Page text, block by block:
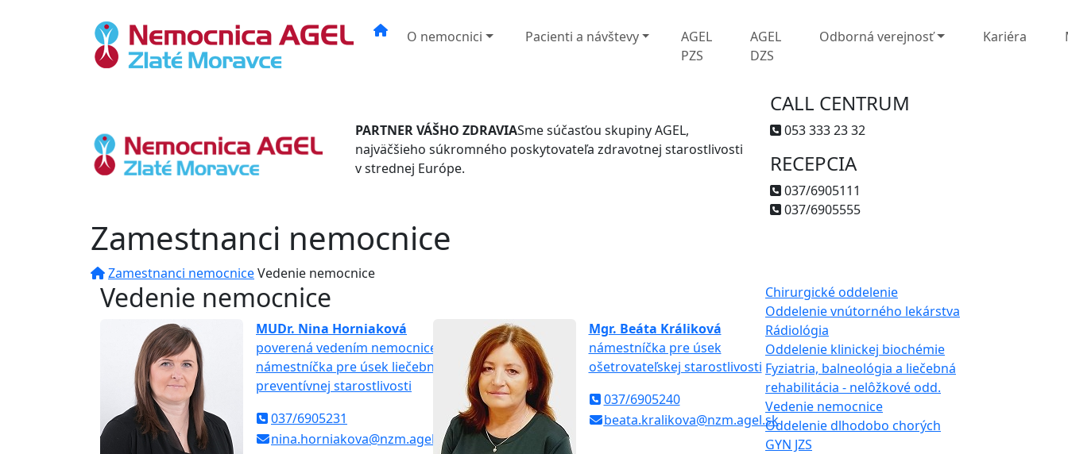
O nemocnici Pacienti a návštevy
AGEL
PZS
AGEL
DZS
Odborná verejnosť Kariéra
PARTNER VÁŠHO ZDRAVIASme súčasťou skupiny AGEL,
najväčšieho súkromného poskytovateľa zdravotnej starostlivosti
v strednej Európe.
CALL CENTRUM
053 333 23 32
RECEPCIA
037/6905111
037/6905555
Zamestnanci nemocnice
Zamestnanci nemocniceVedenie nemocnice
Vedenie nemocnice
MUDr. Nina Horniaková
poverená vedením nemocnice,
námestníčka pre úsek liečebno-
preventívnej starostlivosti
037/6905231
nina.horniakova@nzm.agel.sk
Mgr. Beáta Králiková
námestníčka pre úsek
ošetrovateľskej starostlivosti
037/6905240
beata.kralikova@nzm.agel.sk
Chirurgické oddelenie
Oddelenie vnútorného lekárstva
Rádiológia
Oddelenie klinickej biochémie
Fyziatria, balneológia a liečebná
rehabilitácia - nelôžkové odd.
Vedenie nemocnice
Oddelenie dlhodobo chorých
GYN JZS